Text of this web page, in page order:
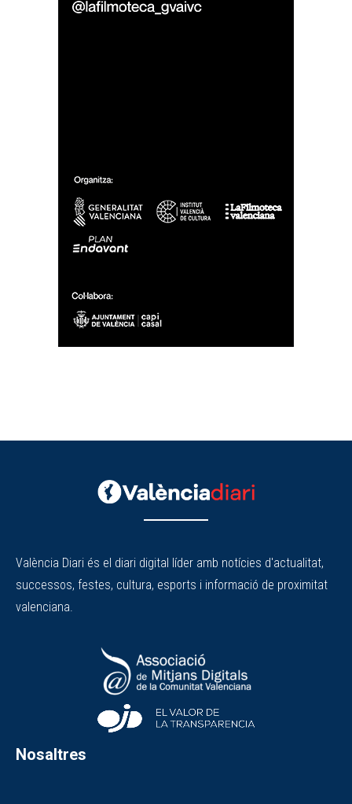
València Diari és el diari digital líder amb notícies d'actualitat,
successos, festes, cultura, esports i informació de proximitat
valenciana.
Nosaltres